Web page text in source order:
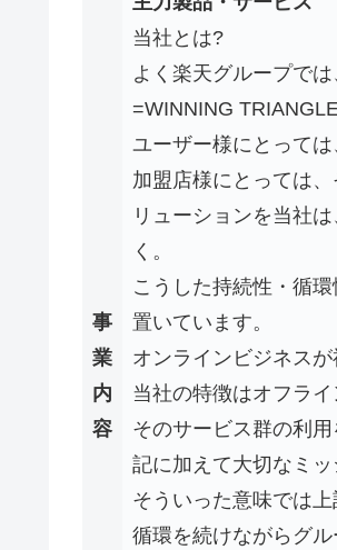
事
業
内
容
当社とは?
よく楽天グループで
=WINNING
ユーザー様にとって
加盟店様にとっては
リューションを当社
く。
こうした持続性・循
置いています。
オンラインビジネスが
当社の特徴はオフラ
そのサービス群の利
記に加えて大切なミッ
そういった意味では
循環を続けながらグ